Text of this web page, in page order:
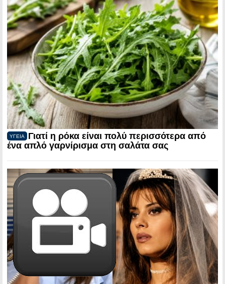
ΥΓΕΙΑ
Γιατί η ρόκα είναι πολύ περισσότερα από
ένα απλό γαρνίρισμα στη σαλάτα σας